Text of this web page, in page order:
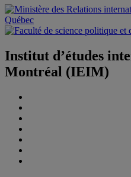
Institut d’études
Montréal (IEIM)